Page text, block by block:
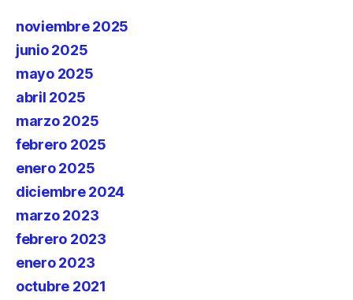
noviembre 2025
junio 2025
mayo 2025
abril 2025
marzo 2025
febrero 2025
enero 2025
diciembre 2024
marzo 2023
febrero 2023
enero 2023
octubre 2021